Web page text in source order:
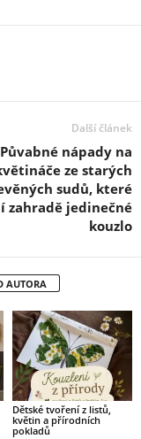
Další článek
Půvabné nápady na
ze starých
sudů, které
zahradě jedinečné
kouzlo
AUTORA
Dětské tvoření z listů,
květin a přírodních
pokladů